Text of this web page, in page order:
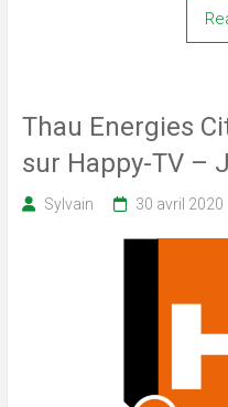
Thau Energies
sur Happy-TV –
Sylvain 30 avril 2020